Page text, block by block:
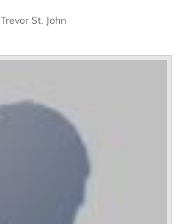
Trevor St. John